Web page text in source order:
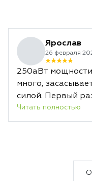
Ярослав
26 февраля
250аВт мощности
много,
силой. Первый
испугался
чистит как новые
Читать полностью